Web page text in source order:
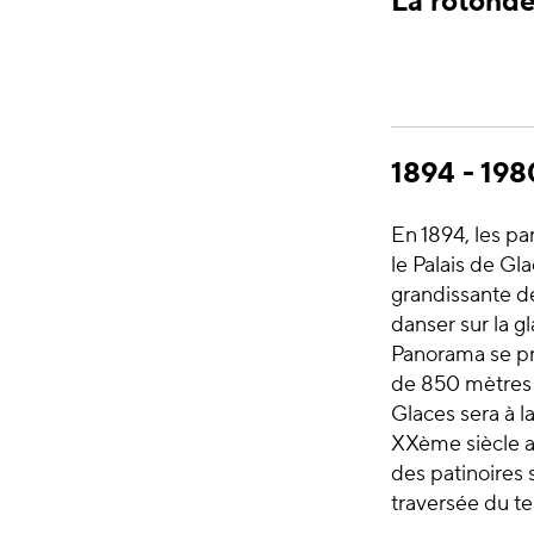
1894 -
En 1894, les
le Palais de
grandissante
danser sur la
Panorama se
de 850 mètres
Glaces sera à
XXème siècle
des patinoires
traversée du